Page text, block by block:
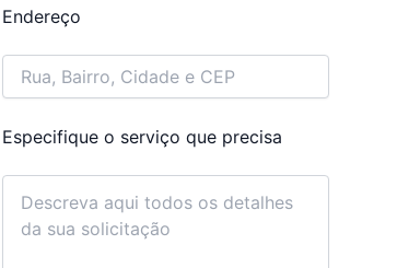
Endereço
Especifique o serviço que precisa